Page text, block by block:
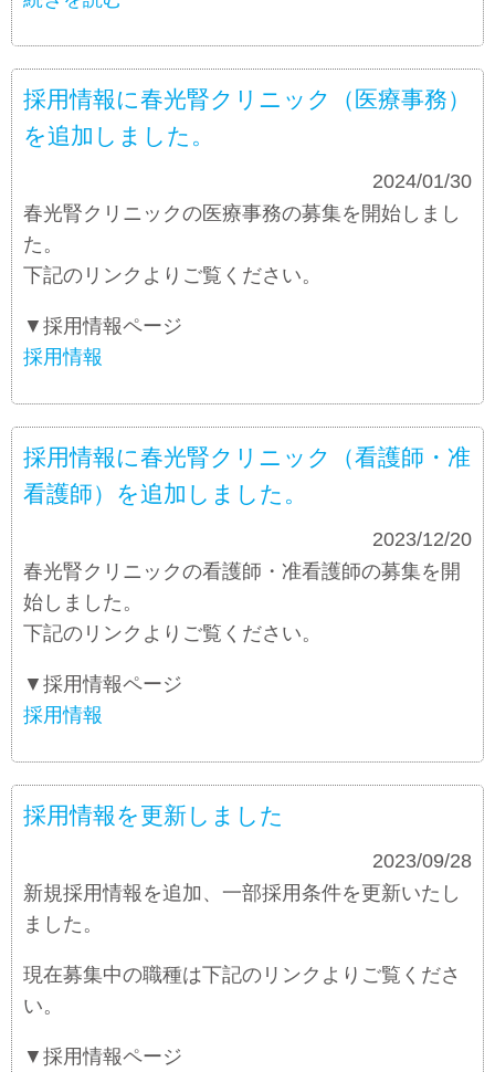
採用情報に春光腎クリニック（医療事務）
を追加しました。
2024/01/30
春光腎クリニックの医療事務の募集を開始しまし
た。
下記のリンクよりご覧ください。
▼採用情報ページ
採用情報
採用情報に春光腎クリニック（看護師・准
看護師）を追加しました。
2023/12/20
春光腎クリニックの看護師・准看護師の募集を開
始しました。
下記のリンクよりご覧ください。
▼採用情報ページ
採用情報
採用情報を更新しました
2023/09/28
新規採用情報を追加、一部採用条件を更新いたし
ました。
現在募集中の職種は下記のリンクよりご覧くださ
い。
▼採用情報ページ